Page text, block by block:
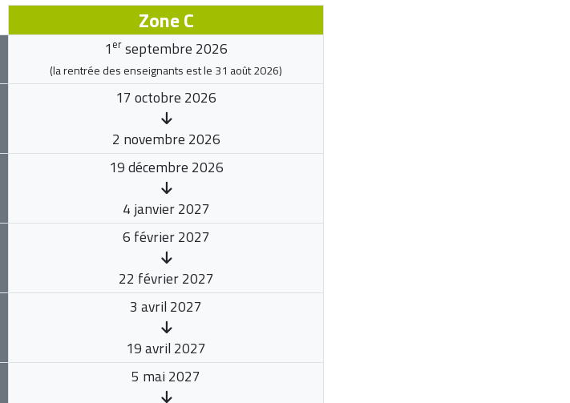
Zone C
1 er septembre 2026
(la rentrée des enseignants est le 31 août 2026)
17 octobre 2026
2 novembre 2026
19 décembre 2026
4 janvier 2027
6 février 2027
22 février 2027
3 avril 2027
19 avril 2027
5 mai 2027